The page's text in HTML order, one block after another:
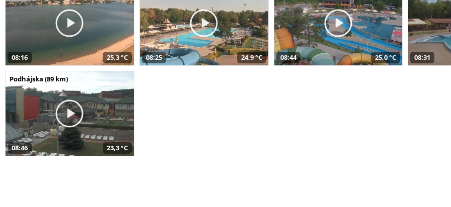
08:16 25,3 °C 08:25 24,9 °C 08:44 25,0 °C 08:31
Podhájska (89 km)
08:46 23,3 °C